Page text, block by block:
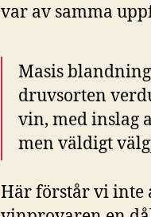
var av samma
Masis
druvsorten
vin, med inslag
men väldigt
Här förstår vi inte